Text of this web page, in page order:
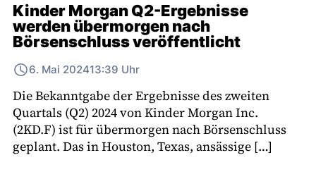
Kinder Morgan Q2-Ergebnisse
werden übermorgen nach
Börsenschluss veröffentlicht
6. Mai 202413:39 Uhr
Die Bekanntgabe der Ergebnisse des zweiten
Quartals (Q2) 2024 von Kinder Morgan Inc.
(2KD.F) ist für übermorgen nach Börsenschluss
geplant. Das in Houston, Texas, ansässige […]